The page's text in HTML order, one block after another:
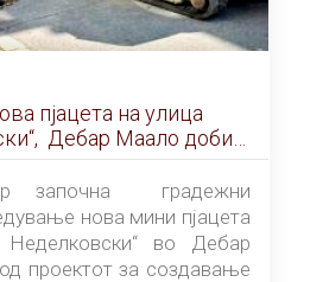
пјацета на улица
Дебар Маало добива
за дружење и одмор
започна градежни
нова мини пјацета
во Дебар
проектот за создавање